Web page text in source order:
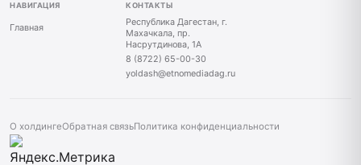
НАВИГАЦИЯ
Главная
КОНТАКТЫ
Республика Дагестан, г.
Махачкала, пр.
Насрутдинова, 1А
8 (8722) 65-00-30
yoldash@etnomediadag.ru
О холдингеОбратная связьПолитика конфиденциальности